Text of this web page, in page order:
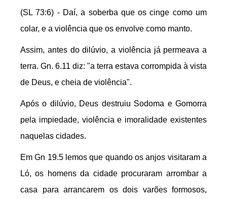
(SL 73:6) - Daí, a soberba que os cinge como um
colar, e a violência que os envolve como manto.
Assim, antes do dilúvio, a violência já permeava a
terra. Gn. 6.11 diz: "a terra estava corrompida à vista
de Deus, e cheia de violência".
Após o dilúvio, Deus destruiu Sodoma e Gomorra
pela impiedade, violência e imoralidade existentes
naquelas cidades.
Em Gn 19.5 lemos que quando os anjos visitaram a
Ló, os homens da cidade procuraram arrombar a
casa para arrancarem os dois varões formosos,